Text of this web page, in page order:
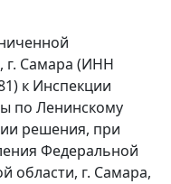
г. Самара (ИНН
к Инспекции
по Ленинскому
решения, при
Федеральной
области, г. Самара,